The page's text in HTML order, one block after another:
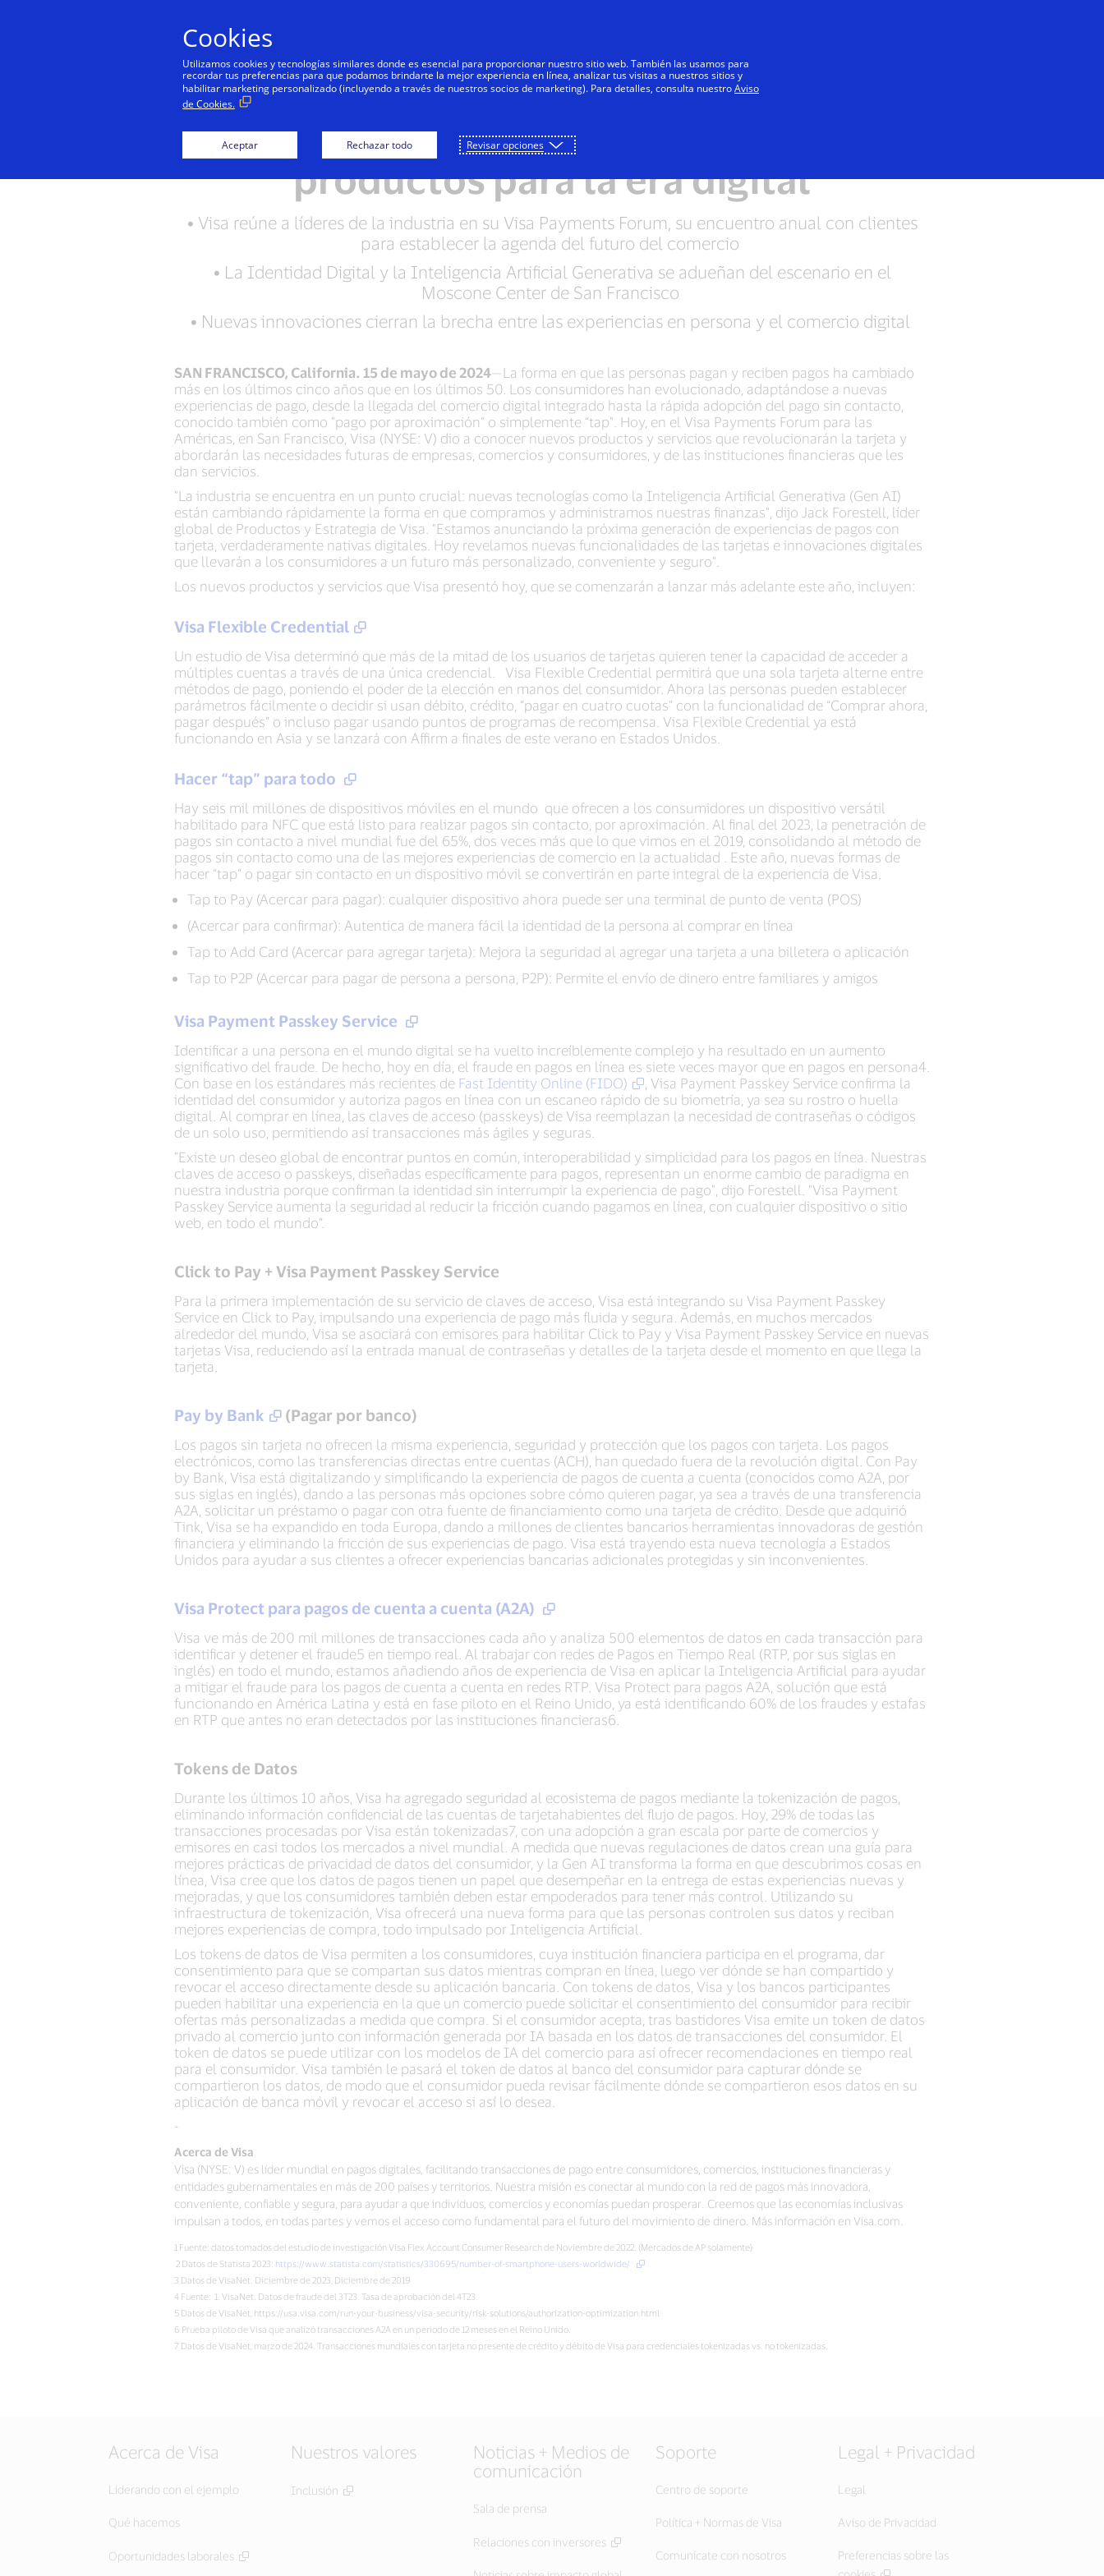
Personas Negocios Innovadores Todos
Visa reinventa la tarjeta y revela nuevos
productos para la era digital
• Visa reúne a líderes de la industria en su Visa Payments Forum, su encuentro anual con clientes
para establecer la agenda del futuro del comercio
• La Identidad Digital y la Inteligencia Artificial Generativa se adueñan del escenario en el
Moscone Center de San Francisco
• Nuevas innovaciones cierran la brecha entre las experiencias en persona y el comercio digital
SAN FRANCISCO, California. 15 de mayo de 2024—La forma en que las personas pagan y reciben pagos ha cambiado
más en los últimos cinco años que en los últimos 50. Los consumidores han evolucionado, adaptándose a nuevas
experiencias de pago, desde la llegada del comercio digital integrado hasta la rápida adopción del pago sin contacto,
conocido también como "pago por aproximación” o simplemente “tap". Hoy, en el Visa Payments Forum para las
Américas, en San Francisco, Visa (NYSE: V) dio a conocer nuevos productos y servicios que revolucionarán la tarjeta y
abordarán las necesidades futuras de empresas, comercios y consumidores, y de las instituciones financieras que les
dan servicios.
"La industria se encuentra en un punto crucial: nuevas tecnologías como la Inteligencia Artificial Generativa (Gen AI)
están cambiando rápidamente la forma en que compramos y administramos nuestras finanzas", dijo Jack Forestell, líder
global de Productos y Estrategia de Visa. "Estamos anunciando la próxima generación de experiencias de pagos con
tarjeta, verdaderamente nativas digitales. Hoy revelamos nuevas funcionalidades de las tarjetas e innovaciones digitales
que llevarán a los consumidores a un futuro más personalizado, conveniente y seguro".
Los nuevos productos y servicios que Visa presentó hoy, que se comenzarán a lanzar más adelante este año, incluyen:
Visa Flexible Credential
Un estudio de Visa determinó que más de la mitad de los usuarios de tarjetas quieren tener la capacidad de acceder a
múltiples cuentas a través de una única credencial. Visa Flexible Credential permitirá que una sola tarjeta alterne entre
métodos de pago, poniendo el poder de la elección en manos del consumidor. Ahora las personas pueden establecer
parámetros fácilmente o decidir si usan débito, crédito, “pagar en cuatro cuotas” con la funcionalidad de “Comprar ahora,
pagar después” o incluso pagar usando puntos de programas de recompensa. Visa Flexible Credential ya está
funcionando en Asia y se lanzará con Affirm a finales de este verano en Estados Unidos.
Hacer “tap” para todo
Hay seis mil millones de dispositivos móviles en el mundo que ofrecen a los consumidores un dispositivo versátil
habilitado para NFC que está listo para realizar pagos sin contacto, por aproximación. Al final del 2023, la penetración de
pagos sin contacto a nivel mundial fue del 65%, dos veces más que lo que vimos en el 2019, consolidando al método de
pagos sin contacto como una de las mejores experiencias de comercio en la actualidad . Este año, nuevas formas de
hacer “tap” o pagar sin contacto en un dispositivo móvil se convertirán en parte integral de la experiencia de Visa.
Tap to Pay (Acercar para pagar): cualquier dispositivo ahora puede ser una terminal de punto de venta (POS)
(Acercar para confirmar): Autentica de manera fácil la identidad de la persona al comprar en línea
Tap to Add Card (Acercar para agregar tarjeta): Mejora la seguridad al agregar una tarjeta a una billetera o aplicación
Tap to P2P (Acercar para pagar de persona a persona, P2P): Permite el envío de dinero entre familiares y amigos
Visa Payment Passkey Service
Identificar a una persona en el mundo digital se ha vuelto increíblemente complejo y ha resultado en un aumento
significativo del fraude. De hecho, hoy en día, el fraude en pagos en línea es siete veces mayor que en pagos en persona4.
Con base en los estándares más recientes de Fast Identity Online (FIDO)
, Visa Payment Passkey Service confirma la
identidad del consumidor y autoriza pagos en línea con un escaneo rápido de su biometría, ya sea su rostro o huella
digital. Al comprar en línea, las claves de acceso (passkeys) de Visa reemplazan la necesidad de contraseñas o códigos
de un solo uso, permitiendo así transacciones más ágiles y seguras.
"Existe un deseo global de encontrar puntos en común, interoperabilidad y simplicidad para los pagos en línea. Nuestras
claves de acceso o passkeys, diseñadas específicamente para pagos, representan un enorme cambio de paradigma en
nuestra industria porque confirman la identidad sin interrumpir la experiencia de pago", dijo Forestell. "Visa Payment
Passkey Service aumenta la seguridad al reducir la fricción cuando pagamos en línea, con cualquier dispositivo o sitio
web, en todo el mundo”.
Click to Pay + Visa Payment Passkey Service
Para la primera implementación de su servicio de claves de acceso, Visa está integrando su Visa Payment Passkey
Service en Click to Pay, impulsando una experiencia de pago más fluida y segura. Además, en muchos mercados
alrededor del mundo, Visa se asociará con emisores para habilitar Click to Pay y Visa Payment Passkey Service en nuevas
tarjetas Visa, reduciendo así la entrada manual de contraseñas y detalles de la tarjeta desde el momento en que llega la
tarjeta.
Pay by Bank (Pagar por banco)
Los pagos sin tarjeta no ofrecen la misma experiencia, seguridad y protección que los pagos con tarjeta. Los pagos
electrónicos, como las transferencias directas entre cuentas (ACH), han quedado fuera de la revolución digital. Con Pay
by Bank, Visa está digitalizando y simplificando la experiencia de pagos de cuenta a cuenta (conocidos como A2A, por
sus siglas en inglés), dando a las personas más opciones sobre cómo quieren pagar, ya sea a través de una transferencia
A2A, solicitar un préstamo o pagar con otra fuente de financiamiento como una tarjeta de crédito. Desde que adquirió
Tink, Visa se ha expandido en toda Europa, dando a millones de clientes bancarios herramientas innovadoras de gestión
financiera y eliminando la fricción de sus experiencias de pago. Visa está trayendo esta nueva tecnología a Estados
Unidos para ayudar a sus clientes a ofrecer experiencias bancarias adicionales protegidas y sin inconvenientes.
Visa Protect para pagos de cuenta a cuenta (A2A)
Visa ve más de 200 mil millones de transacciones cada año y analiza 500 elementos de datos en cada transacción para
identificar y detener el fraude5 en tiempo real. Al trabajar con redes de Pagos en Tiempo Real (RTP, por sus siglas en
inglés) en todo el mundo, estamos añadiendo años de experiencia de Visa en aplicar la Inteligencia Artificial para ayudar
a mitigar el fraude para los pagos de cuenta a cuenta en redes RTP. Visa Protect para pagos A2A, solución que está
funcionando en América Latina y está en fase piloto en el Reino Unido, ya está identificando 60% de los fraudes y estafas
en RTP que antes no eran detectados por las instituciones financieras6.
Tokens de Datos
Durante los últimos 10 años, Visa ha agregado seguridad al ecosistema de pagos mediante la tokenización de pagos,
eliminando información confidencial de las cuentas de tarjetahabientes del flujo de pagos. Hoy, 29% de todas las
transacciones procesadas por Visa están tokenizadas7, con una adopción a gran escala por parte de comercios y
emisores en casi todos los mercados a nivel mundial. A medida que nuevas regulaciones de datos crean una guía para
mejores prácticas de privacidad de datos del consumidor, y la Gen AI transforma la forma en que descubrimos cosas en
línea, Visa cree que los datos de pagos tienen un papel que desempeñar en la entrega de estas experiencias nuevas y
mejoradas, y que los consumidores también deben estar empoderados para tener más control. Utilizando su
infraestructura de tokenización, Visa ofrecerá una nueva forma para que las personas controlen sus datos y reciban
mejores experiencias de compra, todo impulsado por Inteligencia Artificial.
Los tokens de datos de Visa permiten a los consumidores, cuya institución financiera participa en el programa, dar
consentimiento para que se compartan sus datos mientras compran en línea, luego ver dónde se han compartido y
revocar el acceso directamente desde su aplicación bancaria. Con tokens de datos, Visa y los bancos participantes
pueden habilitar una experiencia en la que un comercio puede solicitar el consentimiento del consumidor para recibir
ofertas más personalizadas a medida que compra. Si el consumidor acepta, tras bastidores Visa emite un token de datos
privado al comercio junto con información generada por IA basada en los datos de transacciones del consumidor. El
token de datos se puede utilizar con los modelos de IA del comercio para así ofrecer recomendaciones en tiempo real
para el consumidor. Visa también le pasará el token de datos al banco del consumidor para capturar dónde se
compartieron los datos, de modo que el consumidor pueda revisar fácilmente dónde se compartieron esos datos en su
aplicación de banca móvil y revocar el acceso si así lo desea.
-
Acerca de Visa
Visa (NYSE: V) es líder mundial en pagos digitales, facilitando transacciones de pago entre consumidores, comercios, instituciones financieras y
entidades gubernamentales en más de 200 países y territorios. Nuestra misión es conectar al mundo con la red de pagos más innovadora,
conveniente, confiable y segura, para ayudar a que individuos, comercios y economías puedan prosperar. Creemos que las economías inclusivas
impulsan a todos, en todas partes y vemos el acceso como fundamental para el futuro del movimiento de dinero. Más información en Visa.com.
1 Fuente: datos tomados del estudio de investigación Visa Flex Account Consumer Research de Noviembre de 2022. (Mercados de AP solamente)
2 Datos de Statista 2023: https://www.statista.com/statistics/330695/number-of-smartphone-users-worldwide/
3 Datos de VisaNet. Diciembre de 2023, Diciembre de 2019
4 Fuente: 1. VisaNet. Datos de fraude del 3T23. Tasa de aprobación del 4T23.
5 Datos de VisaNet, https://usa.visa.com/run-your-business/visa-security/risk-solutions/authorization-optimization.html
6 Prueba piloto de Visa que analizó transacciones A2A en un periodo de 12 meses en el Reino Unido.
7 Datos de VisaNet, marzo de 2024. Transacciones mundiales con tarjeta no presente de crédito y débito de Visa para credenciales tokenizadas vs. no tokenizadas.
Acerca de Visa
Liderando con el ejemplo
Qué hacemos
Oportunidades laborales
Nuestros valores
Inclusión
Noticias + Medios de
comunicación
Sala de prensa
Relaciones con inversores
Soporte
Centro de soporte
Política + Normas de Visa
Comunícate con nosotros
Legal + Privacidad
Legal
Aviso de Privacidad
Preferencias sobre las
Cookies
Utilizamos cookies y tecnologías similares donde es esencial para proporcionar nuestro sitio web. También las usamos para
recordar tus preferencias para que podamos brindarte la mejor experiencia en línea, analizar tus visitas a nuestros sitios y
habilitar marketing personalizado (incluyendo a través de nuestros socios de marketing). Para detalles, consulta nuestroAviso
de Cookies.
Aceptar Rechazar todo Revisar opciones